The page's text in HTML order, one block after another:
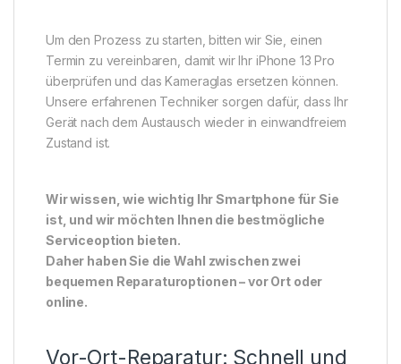
Um den Prozess zu starten, bitten wir Sie, einen
Termin zu vereinbaren, damit wir Ihr iPhone 13 Pro
überprüfen und das Kameraglas ersetzen können.
Unsere erfahrenen Techniker sorgen dafür, dass Ihr
Gerät nach dem Austausch wieder in einwandfreiem
Zustand ist.
Wir wissen, wie wichtig Ihr Smartphone für Sie
ist, und wir möchten Ihnen die bestmögliche
Serviceoption bieten.
Daher haben Sie die Wahl zwischen zwei
bequemen Reparaturoptionen – vor Ort oder
online.
Vor-Ort-Reparatur: Schnell und